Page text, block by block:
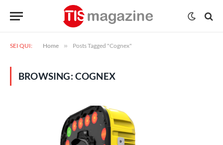
SEI QUI: Home » Posts Tagged "Cognex"
BROWSING: COGNEX